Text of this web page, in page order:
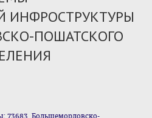
ИНФРОСТРУКТУРЫ
ПОШАТСКОГО
73683_Большемордовско-